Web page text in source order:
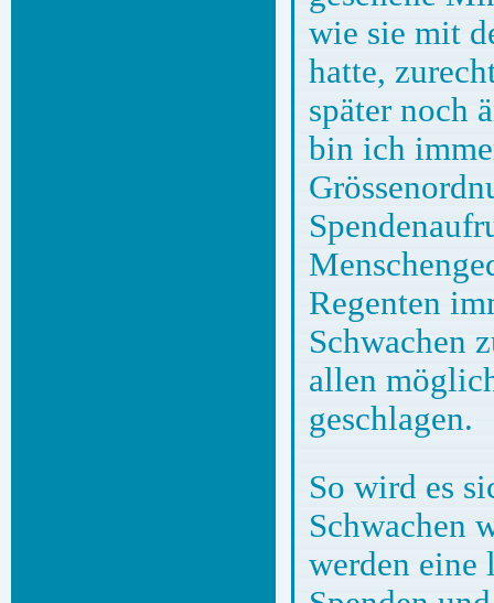
wie sie mit
hatte,
später noch
bin ich
Regenten
Schwachen
allen
geschlagen.
So wird es
Schwachen
werden eine